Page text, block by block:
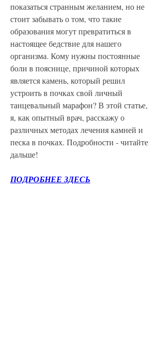
показаться странным желанием, но не
стоит забывать о том, что такие
образования могут превратиться в
настоящее бедствие для нашего
организма. Кому нужны постоянные
боли в пояснице, причиной которых
является камень, который решил
устроить в почках свой личный
танцевальный марафон? В этой статье,
я, как опытный врач, расскажу о
различных методах лечения камней и
песка в почках. Подробности - читайте
дальше!
ПОДРОБНЕЕ ЗДЕСЬ